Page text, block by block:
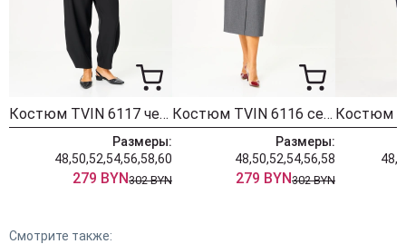
Костюм TVIN 6117 черный + зеленый
Размеры:
48,50,52,54,56,58,60
279 BYN302 BYN
Костюм TVIN 6116 серый
Размеры:
48,50,52,54,56,58
279 BYN302 BYN
Смотрите также: